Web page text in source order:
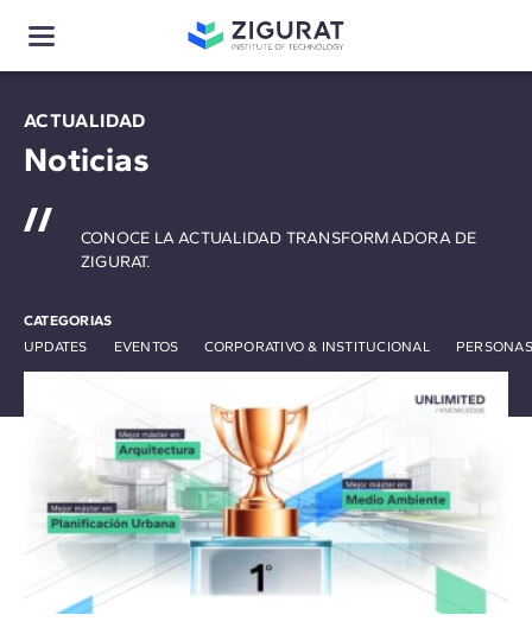
ACTUALIDAD
Noticias
CATEGORIAS
UPDATES
EVENTOS CORPORATIVO & INSTITUCIONAL
CONOCE LA ACTUALIDAD TRANSFORMADORA DE
ZIGURAT.